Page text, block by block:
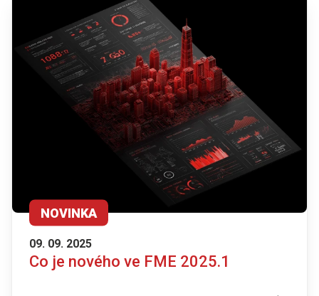
NOVINKA
09. 09. 2025
Co je nového ve FME 2025.1